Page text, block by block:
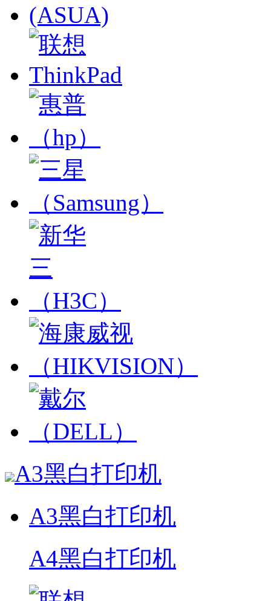
A3黑白打印机
A3黑白打印机
A4黑白打印机